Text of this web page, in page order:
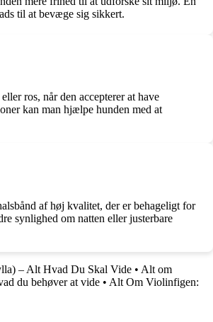
til at bevæge sig sikkert.
ros, når den accepterer at have
kan man hjælpe hunden med at
af høj kvalitet, der er behageligt for
synlighed om natten eller justerbare
– Alt Hvad Du Skal Vide • Alt om
du behøver at vide • Alt Om Violinfigen: